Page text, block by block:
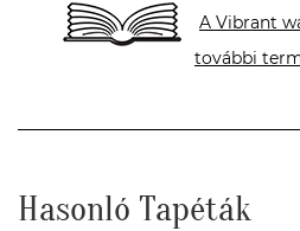
A Vibrant
további
Hasonló Tapéták